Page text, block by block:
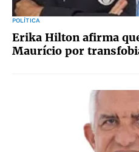
POLÍTICA
Erika Hilton afirma
Maurício por